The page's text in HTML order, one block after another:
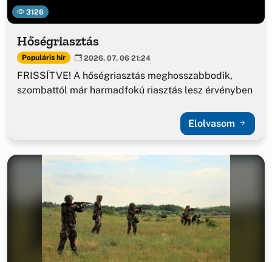
3126
Hőségriasztás
Populáris hír 2026. 07. 06 21:24
FRISSÍTVE! A hőségriasztás meghosszabbodik,
szombattól már harmadfokú riasztás lesz érvényben
Elolvasom